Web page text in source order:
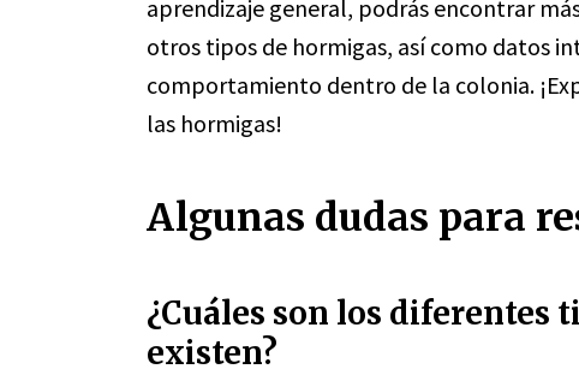
aprendizaje general, podrás encontrar
otros tipos de hormigas, así como datos
comportamiento dentro de la colonia.
las hormigas!
Algunas dudas para
¿Cuáles son los diferentes
existen?